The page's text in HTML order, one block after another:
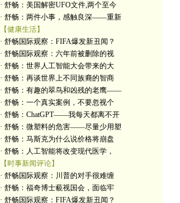
· 舒畅：美国解密UFO文件,两个至今
· 舒畅：两件小事，感触良深——重新
【健康生活】
· 舒畅国际观察：FIFA爆发新丑闻？
· 舒畅国际观察：六年前被删除的视
· 舒畅：世界人工智能大会带来的大
· 舒畅：再谈世界上不同族裔的智商
· 舒畅：有趣的翠鸟和凶残的老鹰——
· 舒畅：一个真实案例，不要忽视个
· 舒畅：ChatGPT——我每天都离不开
· 舒畅：微塑料的危害——尽量少用塑
· 舒畅：马斯克为什么说价格将崩盘
· 舒畅：人工智能将改变现代医学，
【时事新闻评论】
· 舒畅国际观察：川普的对手很难缠
· 舒畅：福奇博士藐视国会，面临牢
· 舒畅国际观察：FIFA爆发新丑闻？